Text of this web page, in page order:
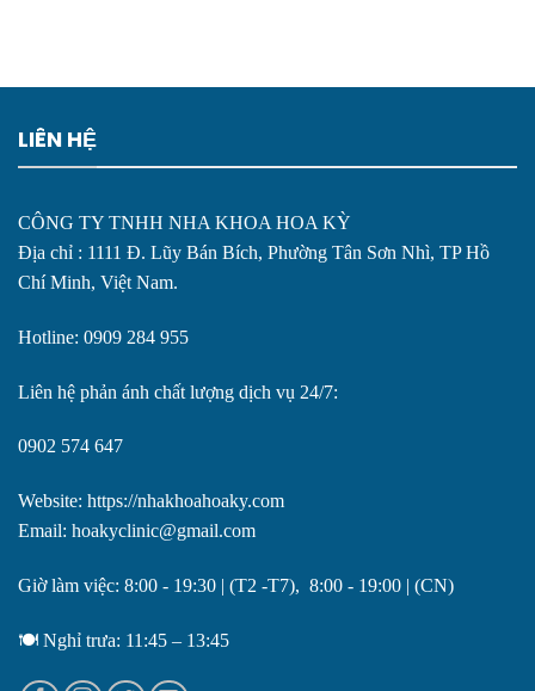
LIÊN HỆ
CÔNG TY TNHH NHA KHOA HOA KỲ
Địa chỉ : 1111 Đ. Lũy Bán Bích, Phường Tân Sơn Nhì, TP Hồ
Chí Minh, Việt Nam.
Hotline: 0909 284 955
Liên hệ phản ánh chất lượng dịch vụ 24/7:
0902 574 647
Website: https://nhakhoahoaky.com
Email: hoakyclinic@gmail.com
Giờ làm việc: 8:00 - 19:30 | (T2 -T7), 8:00 - 19:00 | (CN)
🍽️ Nghỉ trưa: 11:45 – 13:45